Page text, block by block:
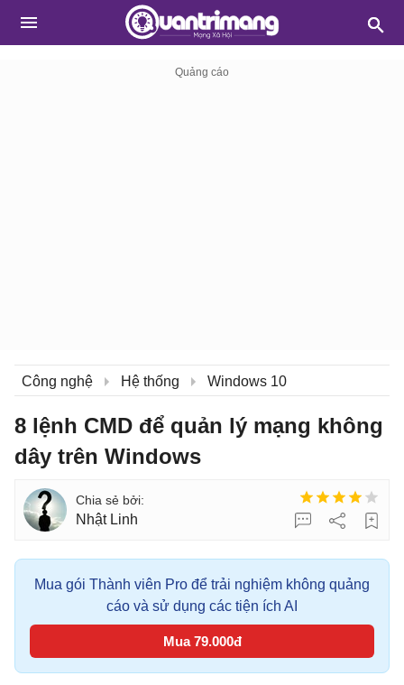
Công nghệ Hệ thống Windows 10
8 lệnh CMD để quản lý mạng không
dây trên Windows
Nhật Linh
Mua gói Thành viên Pro để trải nghiệm không quảng
cáo và sử dụng các tiện ích AI
Mua 79.000đ